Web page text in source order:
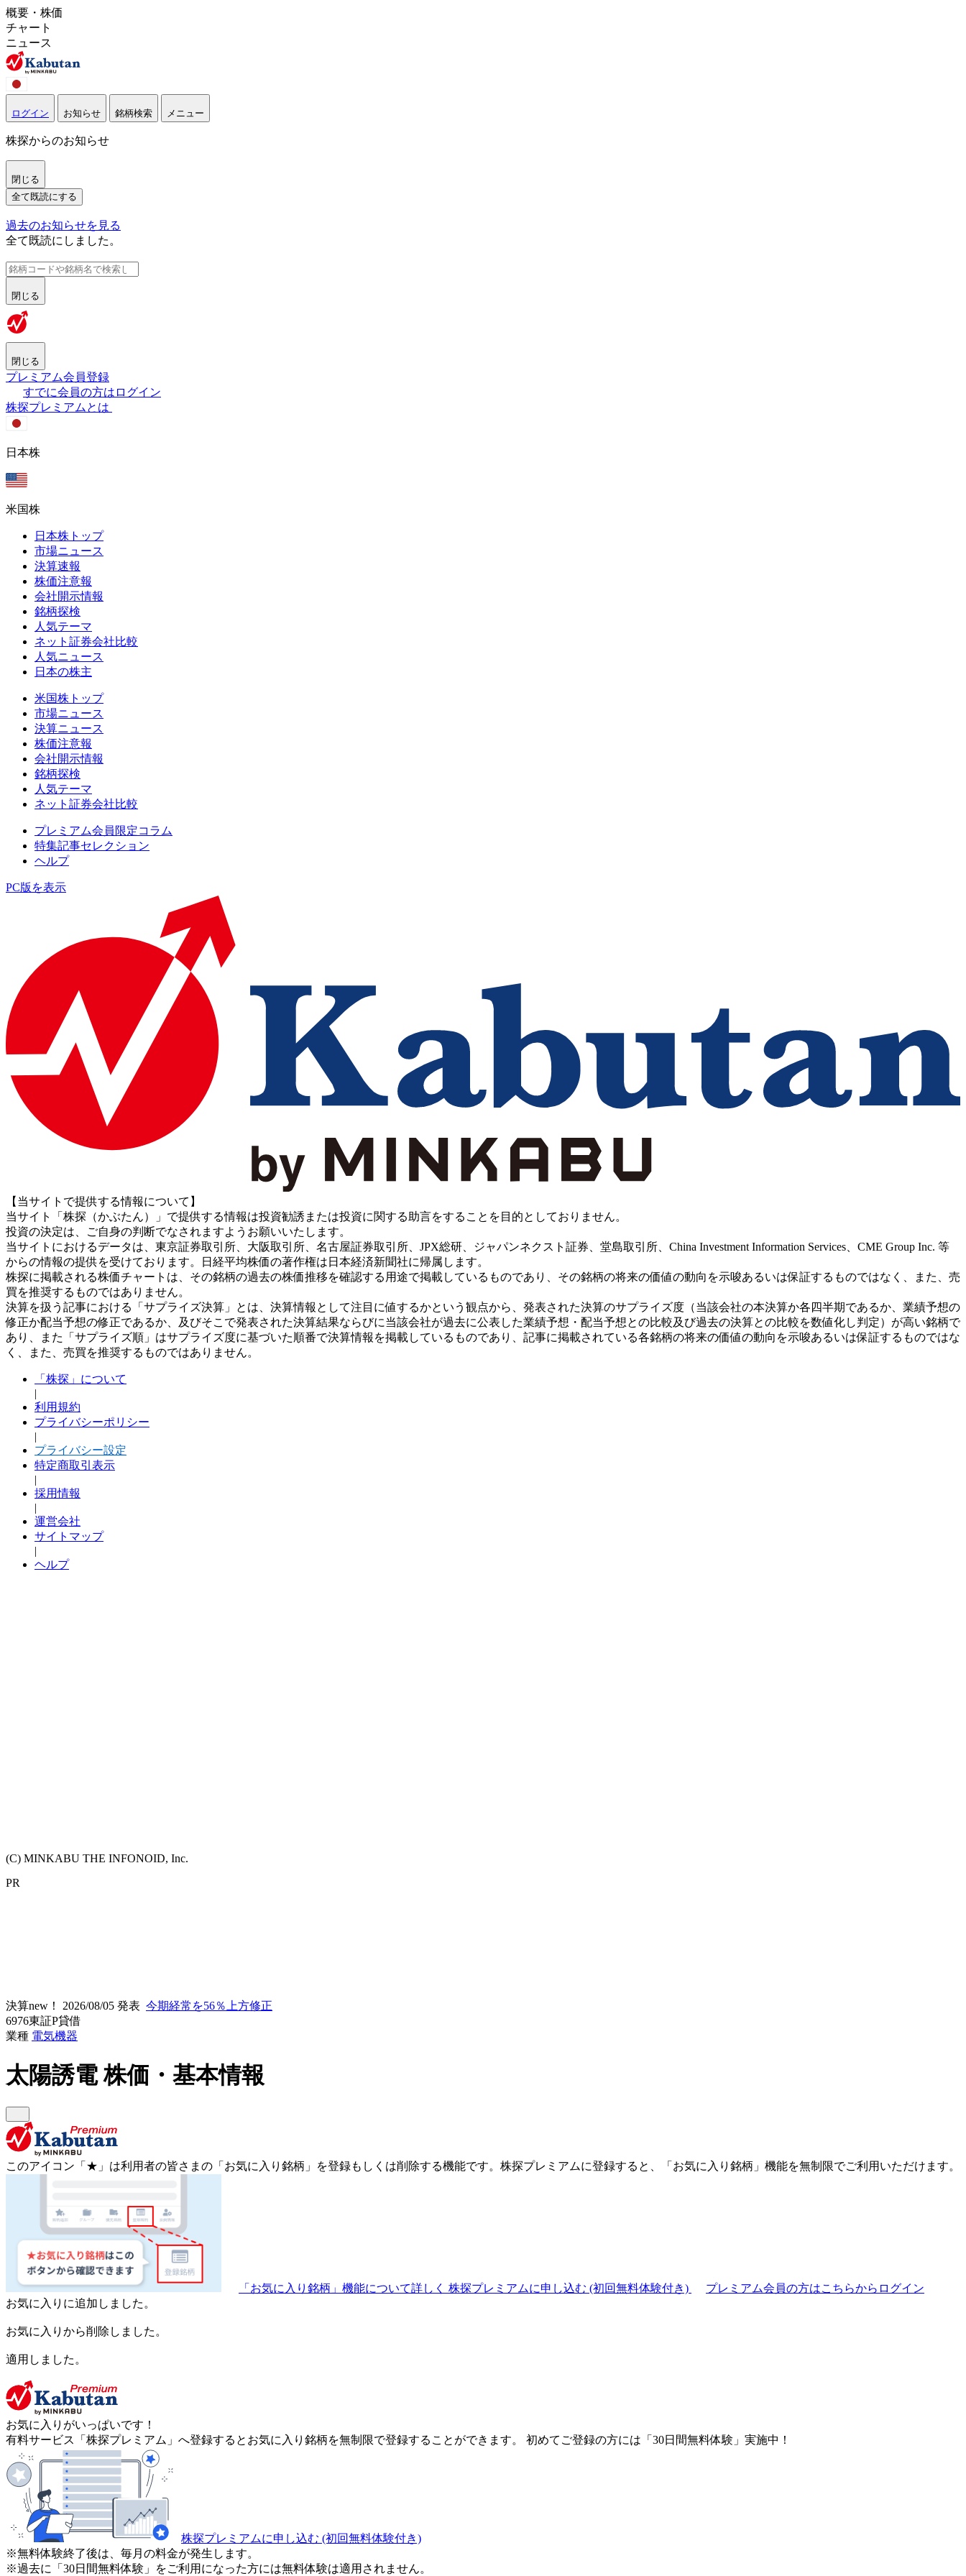
概要・株価
チャート
ニュース
ログイン お知らせ 銘柄検索 メニュー
株探からのお知らせ
閉じる
全て既読にする
過去のお知らせを見る
全て既読にしました。
閉じる
閉じる
プレミアム会員登録
すでに会員の方はログイン
株探プレミアムとは
日本株
米国株
日本株トップ
市場ニュース
決算速報
株価注意報
会社開示情報
銘柄探検
人気テーマ
ネット証券会社比較
人気ニュース
日本の株主
米国株トップ
市場ニュース
決算ニュース
株価注意報
会社開示情報
銘柄探検
人気テーマ
ネット証券会社比較
プレミアム会員限定コラム
特集記事セレクション
ヘルプ
PC版を表示
【当サイトで提供する情報について】
当サイト「株探（かぶたん）」で提供する情報は投資勧誘または投資に関する助言をすることを目的としておりません。
投資の決定は、ご自身の判断でなされますようお願いいたします。
当サイトにおけるデータは、東京証券取引所、大阪取引所、名古屋証券取引所、JPX総研、ジャパンネクスト証券、堂島取引所、China Investment Information Services、CME Group Inc. 等
からの情報の提供を受けております。日経平均株価の著作権は日本経済新聞社に帰属します。
株探に掲載される株価チャートは、その銘柄の過去の株価推移を確認する用途で掲載しているものであり、その銘柄の将来の価値の動向を示唆あるいは保証するものではなく、また、売
買を推奨するものではありません。
決算を扱う記事における「サプライズ決算」とは、決算情報として注目に値するかという観点から、発表された決算のサプライズ度（当該会社の本決算か各四半期であるか、業績予想の
修正か配当予想の修正であるか、及びそこで発表された決算結果ならびに当該会社が過去に公表した業績予想・配当予想との比較及び過去の決算との比較を数値化し判定）が高い銘柄で
あり、また「サプライズ順」はサプライズ度に基づいた順番で決算情報を掲載しているものであり、記事に掲載されている各銘柄の将来の価値の動向を示唆あるいは保証するものではな
く、また、売買を推奨するものではありません。
「株探」について
|
利用規約
プライバシーポリシー
|
プライバシー設定
特定商取引表示
|
採用情報
|
運営会社
サイトマップ
|
ヘルプ
(C) MINKABU THE INFONOID, Inc.
PR
決算new！ 2026/08/05 発表 今期経常を56％上方修正
6976東証P貸借
業種 電気機器
太陽誘電株価・基本情報
このアイコン 「★」 は利用者の皆さまの 「お気に入り銘柄」を登録もしくは削除する機能です。 株探プレミアムに登録すると、「お気に入り銘柄」機能を無制限でご利用いただけます。
「お気に入り銘柄」機能について詳しく 株探プレミアムに申し込む (初回無料体験付き)
プレミアム会員の方はこちらからログイン
お気に入りに追加しました。
お気に入りから削除しました。
適用しました。
お気に入りがいっぱいです！
有料サービス「株探プレミアム」へ登録するとお気に入り銘柄を無制限で登録することができます。 初めてご登録の方には「30日間無料体験」実施中！
株探プレミアムに申し込む (初回無料体験付き)
※無料体験終了後は、毎月の料金が発生します。
※過去に「30日間無料体験」をご利用になった方には無料体験は適用されません。